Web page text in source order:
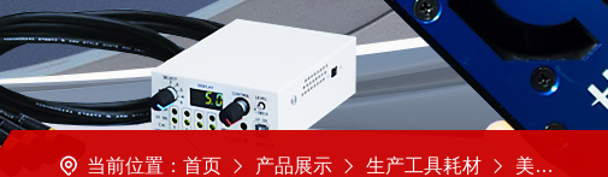
当前位置： 首页 产品展示 生产工具耗材 美国SIMCO思美高